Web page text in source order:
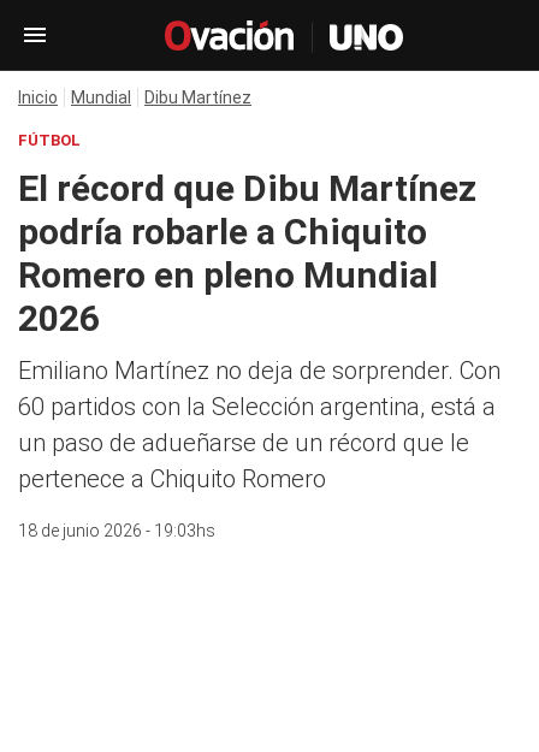
Inicio Mundial Dibu Martínez
FÚTBOL
El récord que Dibu Martínez
podría robarle a Chiquito
Romero en pleno Mundial
2026
Emiliano Martínez no deja de sorprender. Con
60 partidos con la Selección argentina, está a
un paso de adueñarse de un récord que le
pertenece a Chiquito Romero
18 de junio 2026 - 19:03hs